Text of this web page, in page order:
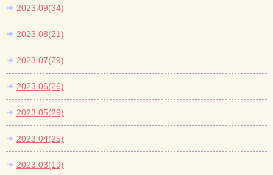
2023.09(34)
2023.08(21)
2023.07(29)
2023.06(26)
2023.05(29)
2023.04(25)
2023.03(19)